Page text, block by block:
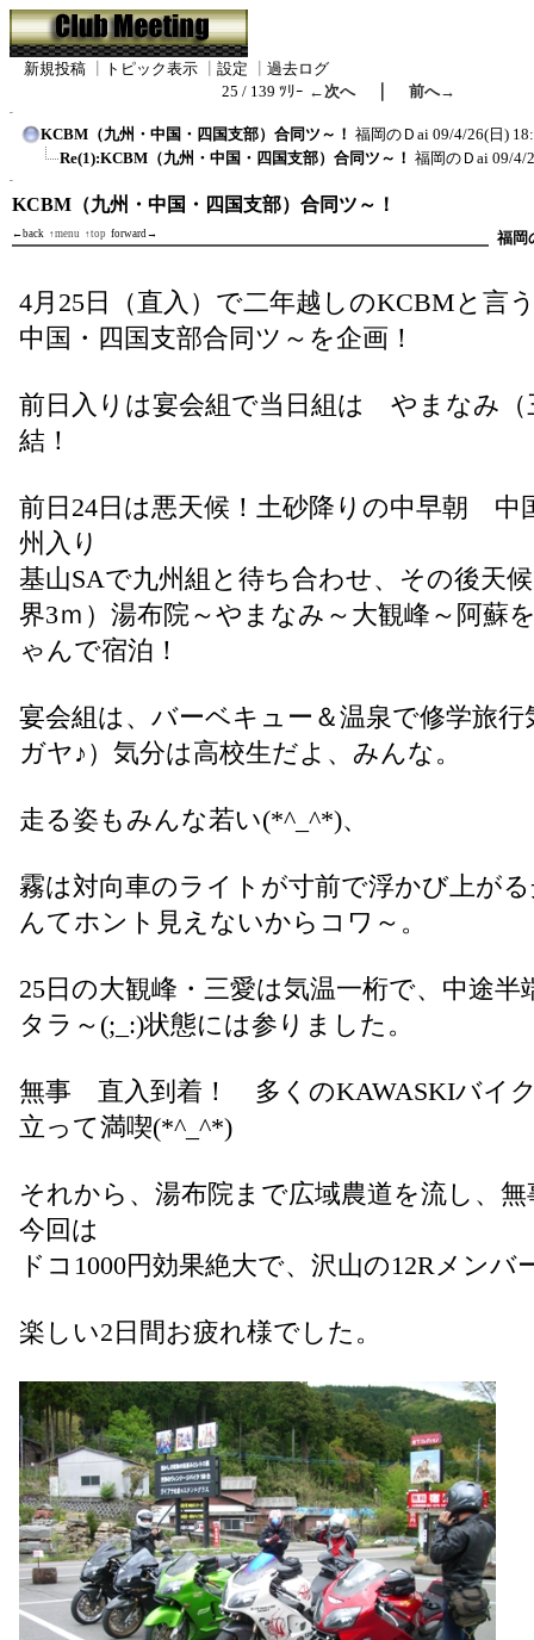
新規投稿 トピック表示 設定
過去ログ
25 / 139 ﾂﾘｰ ←次へ｜ 前へ→
KCBM（九州・中国・四国支部）合同ツ～！ 福岡のＤai 09/4/26(日)
Re(1):KCBM（九州・中国・四国支部）合同ツ～！ 福岡のＤai 09/4/
KCBM（九州・中国・四国支部）合同ツ～！
←back ↑menu ↑top forward→ 福岡
4月25日（直入）で二年越しのKCBMと言
中国・四国支部合同ツ～を企画！
前日入りは宴会組で当日組は やまなみ（
結！
前日24日は悪天候！土砂降りの中早朝 中
州入り
基山SAで九州組と待ち合わせ、その後天
界3ｍ）湯布院～やまなみ～大観峰～阿蘇
ゃんで宿泊！
宴会組は、バーベキュー＆温泉で修学旅
ガヤ♪）気分は高校生だよ、みんな。
走る姿もみんな若い(*^_^*)、
霧は対向車のライトが寸前で浮かび上が
んてホント見えないからコワ～。
25日の大観峰・三愛は気温一桁で、中途
タラ～(;_:)状態には参りました。
無事 直入到着！ 多くのKAWASKIバイク
立って満喫(*^_^*)
それから、湯布院まで広域農道を流し、
今回は
ドコ1000円効果絶大で、沢山の12Rメンバ
楽しい2日間お疲れ様でした。